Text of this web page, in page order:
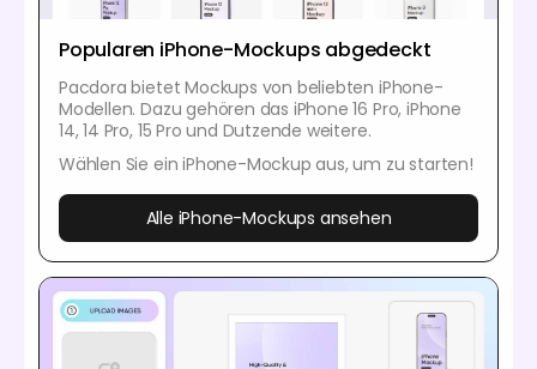
Popularen iPhone-Mockups abgedeckt
Pacdora bietet Mockups von beliebten iPhone-
Modellen. Dazu gehören das iPhone 16 Pro, iPhone
14, 14 Pro, 15 Pro und Dutzende weitere.
Wählen Sie ein iPhone-Mockup aus, um zu starten!
Alle iPhone-Mockups ansehen